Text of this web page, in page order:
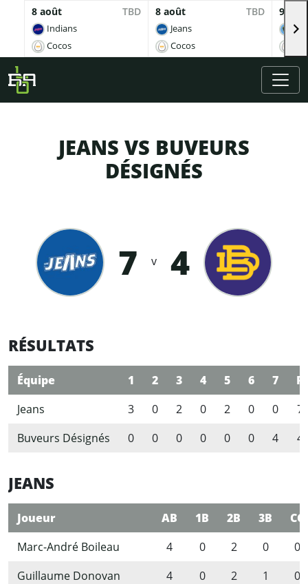
8 août TBD
Indians
Cocos
8 août TBD
Jeans
Cocos
9
Skip to main content
JEANS VS BUVEURS
DÉSIGNÉS
7 v 4
RÉSULTATS
Équipe 1 2 3 4 5 6 7
R
Jeans
3 0 2 0 2 0 0
7
Buveurs Désignés
0 0 0 0 0 0 4 4
JEANS
Joueur AB 1B 2B 3B
CC
Marc-André Boileau
4 0 2 0
0
Guillaume Donovan
4 0 2 1
0